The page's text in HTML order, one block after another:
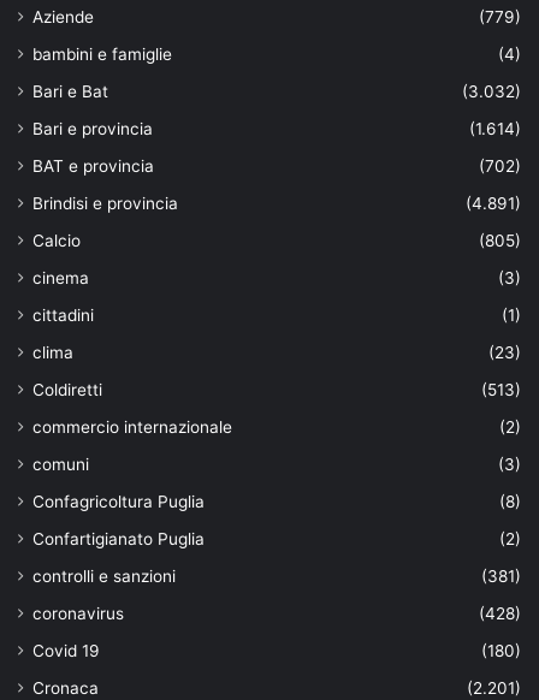
Aziende
(779)
bambini e famiglie
(4)
Bari e Bat
(3.032)
Bari e provincia
(1.614)
BAT e provincia
(702)
Brindisi e provincia
(4.891)
Calcio
(805)
cinema
(3)
cittadini
(1)
clima
(23)
Coldiretti
(513)
commercio internazionale
(2)
comuni
(3)
Confagricoltura Puglia
(8)
Confartigianato Puglia
(2)
controlli e sanzioni
(381)
coronavirus
(428)
Covid 19
(180)
Cronaca
(2.201)